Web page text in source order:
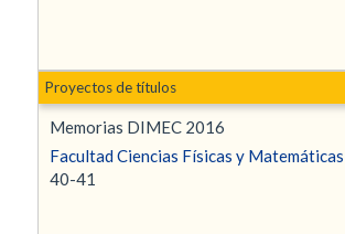
Memorias DIMEC 2016
Facultad Ciencias Físicas y Matemáticas .
40-41
Proyectos de títulos